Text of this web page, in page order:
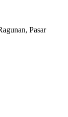
Pasar